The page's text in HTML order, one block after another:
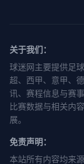
关于我们：
球迷网主要提供足
超、西甲、意甲、
讯、赛程信息与赛
比赛数据与相关内
展。
免责声明：
本站所有内容均来